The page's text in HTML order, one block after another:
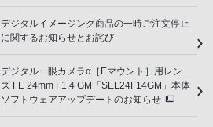
デジタルイメージング商品の一時ご注文停止
に関するお知らせとお詫び
デジタル一眼カメラα［Eマウント］用レン
ズ FE 24mm F1.4 GM「SEL24F14GM」本体
ソフトウェアアップデートのお知らせ